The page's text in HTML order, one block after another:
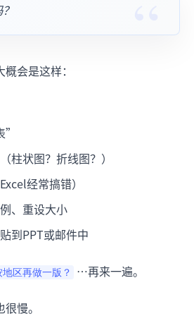
会是这样：
”
柱状图？折线图？）
经常搞错）
、重设大小
到PPT或邮件中
区再做一版？ …再来一遍。
慢。